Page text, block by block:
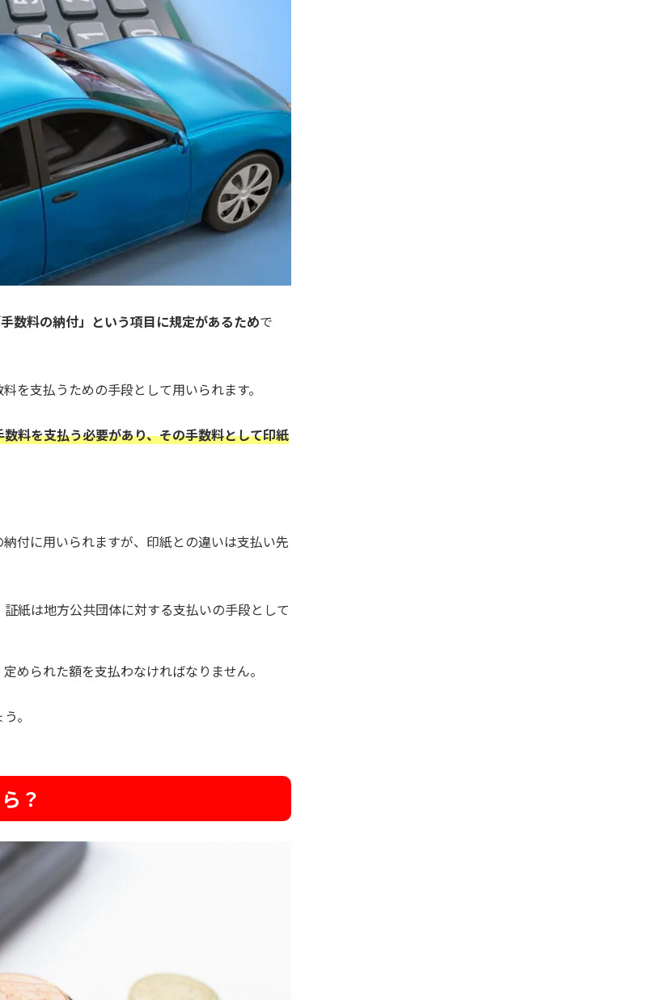
数料の納付」という項目に規定があるためで
を支払うための手段として用いられます。
料を支払う必要があり、その手数料として印紙
付に用いられますが、印紙との違いは支払い先
紙は地方公共団体に対する支払いの手段として
められた額を支払わなければなりません。
。
？